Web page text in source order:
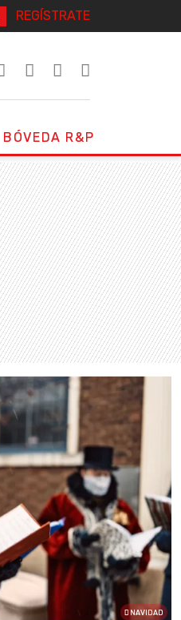
REGÍSTRATE
BÓVEDA R&P
NAVIDAD